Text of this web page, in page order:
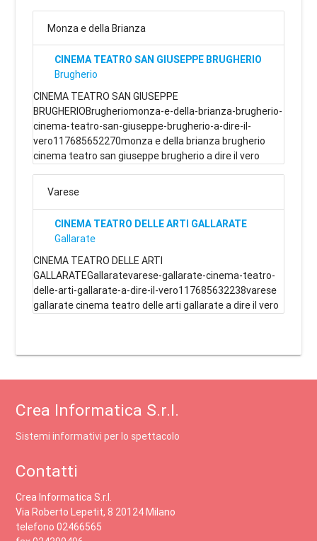
Monza e della Brianza
CINEMA TEATRO SAN GIUSEPPE BRUGHERIO
Brugherio
CINEMA TEATRO SAN GIUSEPPE
BRUGHERIOBrugheriomonza-e-della-brianza-brugherio-
cinema-teatro-san-giuseppe-brugherio-a-dire-il-
vero117685652270monza e della brianza brugherio
cinema teatro san giuseppe brugherio a dire il vero
Varese
CINEMA TEATRO DELLE ARTI GALLARATE
Gallarate
CINEMA TEATRO DELLE ARTI
GALLARATEGallaratevarese-gallarate-cinema-teatro-
delle-arti-gallarate-a-dire-il-vero117685632238varese
gallarate cinema teatro delle arti gallarate a dire il vero
Crea Informatica S.r.l.
Sistemi informativi per lo spettacolo
Contatti
Crea Informatica S.r.l.
Via Roberto Lepetit, 8 20124 Milano
telefono 02466565